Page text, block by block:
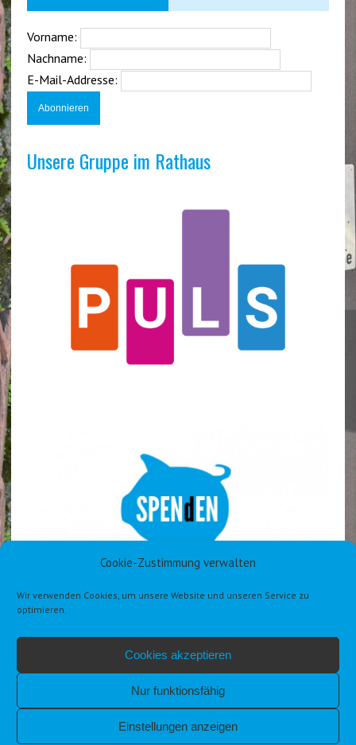
Cookie-Zustimmung verwalten
Wir verwenden Cookies, um unsere Website und unseren Service zu
optimieren.
Cookies akzeptieren
Nur funktionsfähig
Einstellungen anzeigen
Vorname:
Nachname:
E-Mail-Addresse:
Unsere Gruppe im Rathaus
DATENSCHUTZERKLÄRUNG DSGVO